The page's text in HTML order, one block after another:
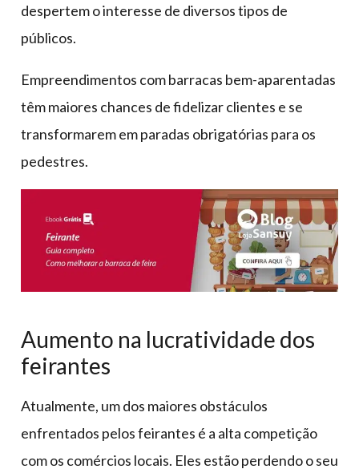
despertem o interesse de diversos tipos de
públicos.
Empreendimentos com barracas bem-aparentadas
têm maiores chances de fidelizar clientes e se
transformarem em paradas obrigatórias para os
pedestres.
Aumento na lucratividade dos
feirantes
Atualmente, um dos maiores obstáculos
enfrentados pelos feirantes é a alta competição
com os comércios locais. Eles estão perdendo o seu